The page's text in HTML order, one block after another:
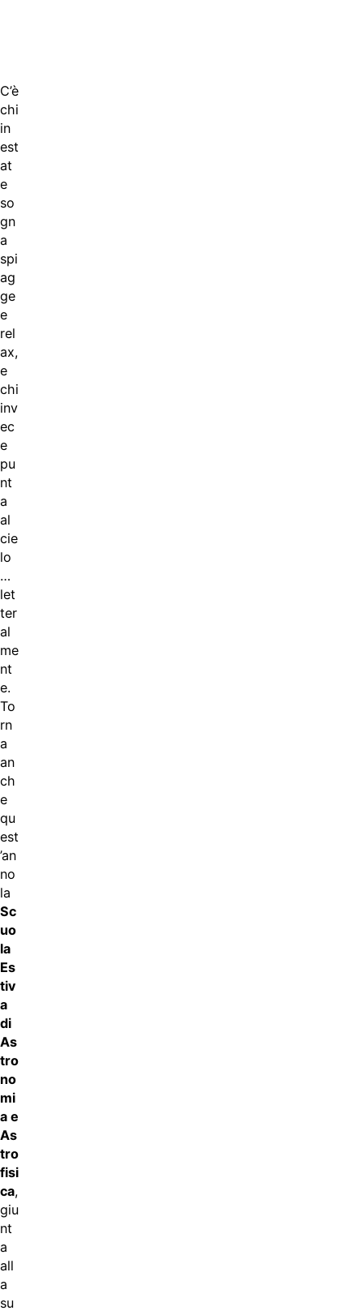
C’è
chi
in
est
at
e
so
gn
a
spi
ag
ge
e
rel
ax,
e
chi
inv
ec
e
pu
nt
a
al
cie
lo
…
let
ter
al
me
nt
e.
To
rn
a
an
ch
e
qu
est
’an
no
la
Sc
uo
la
Es
tiv
a
di
As
tro
no
mi
a e
As
tro
fisi
ca,
giu
nt
a
all
a
su